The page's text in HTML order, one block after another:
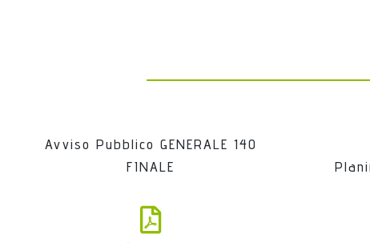
Avviso Pubblico GENERALE 14O
FINALE